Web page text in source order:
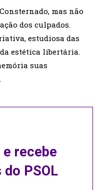
mas não
dos culpados.
estudiosa das
estética libertária.
suas
recebe
PSOL